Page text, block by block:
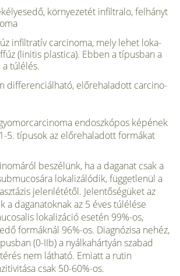
környezetét infiltralo, felhányt
infiltratív carcinoma, mely lehet loka­
(linitis plastica). Ebben a típusban a
túlélés.
differenciálható, előrehaladott carcino­
endoszkópos ké­pének
5. típusok az előrehaladott formákat
beszélünk, ha a daganat csak a
lokalizálódik, függetlenül a
jelenlététől. Jelentő­ségüket az
a daganatoknak az 5 éves túlélése
lokalizáció esetén 99%-os,
formáknál 96%-os. Diag­nózisa nehéz,
(0-IIb) a nyálka­hártyán szabad
nem látható. Emi­att a rutin
csak 50-60%-os.